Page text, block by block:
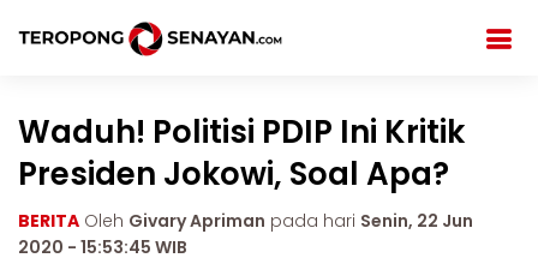
Waduh! Politisi PDIP Ini Kritik
Presiden Jokowi, Soal Apa?
BERITA Oleh Givary Apriman pada hari Senin, 22 Jun
2020 - 15:53:45 WIB